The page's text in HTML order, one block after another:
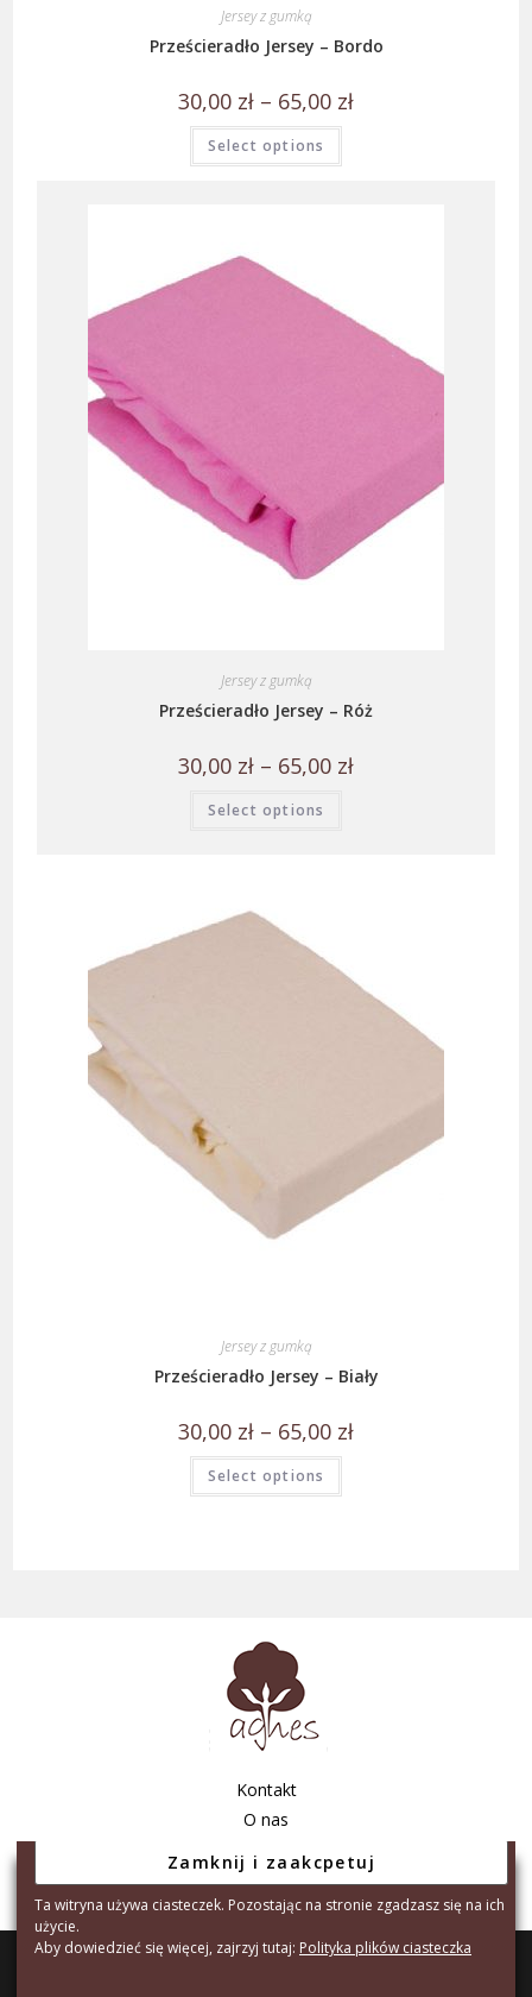
Jersey z gumką
Prześcieradło Jersey – Bordo
30,00 zł – 65,00 zł
Select options
Jersey z gumką
Prześcieradło Jersey – Róż
30,00 zł – 65,00 zł
Select options
Jersey z gumką
Prześcieradło Jersey – Biały
30,00 zł – 65,00 zł
Select options
Kontakt
O nas
Polityka prywatności
Ta witryna używa ciasteczek. Pozostając na stronie zgadzasz się na ich
użycie.
Aby dowiedzieć się więcej, zajrzyj tutaj: Polityka plików ciasteczka